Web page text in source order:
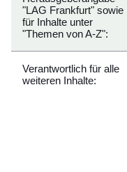
"LAG Frankfurt" sowie
für Inhalte unter
"Themen von A-Z":
Verantwortlich für alle
weiteren Inhalte: